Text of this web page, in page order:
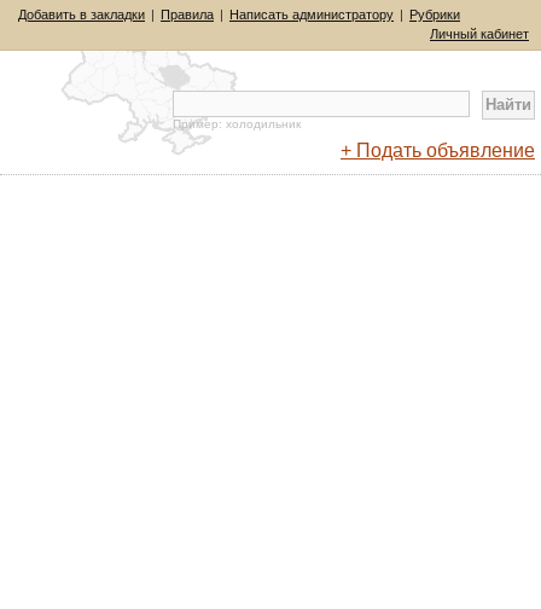
Добавить в закладки | Правила | Написать администратору | Рубрики
Личный кабинет
Пример: холодильник
+ Подать объявление